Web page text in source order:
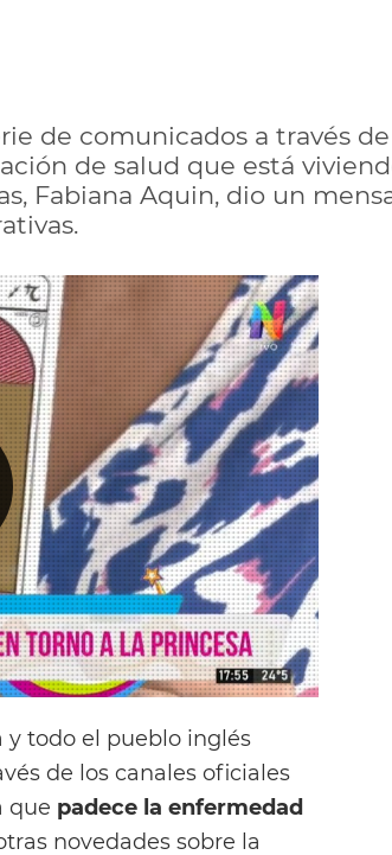
de comunicados a través
de salud que está
Fabiana Aquin, dio un
y todo el pueblo inglés
de los canales oficiales
que padece la enfermedad
novedades sobre la